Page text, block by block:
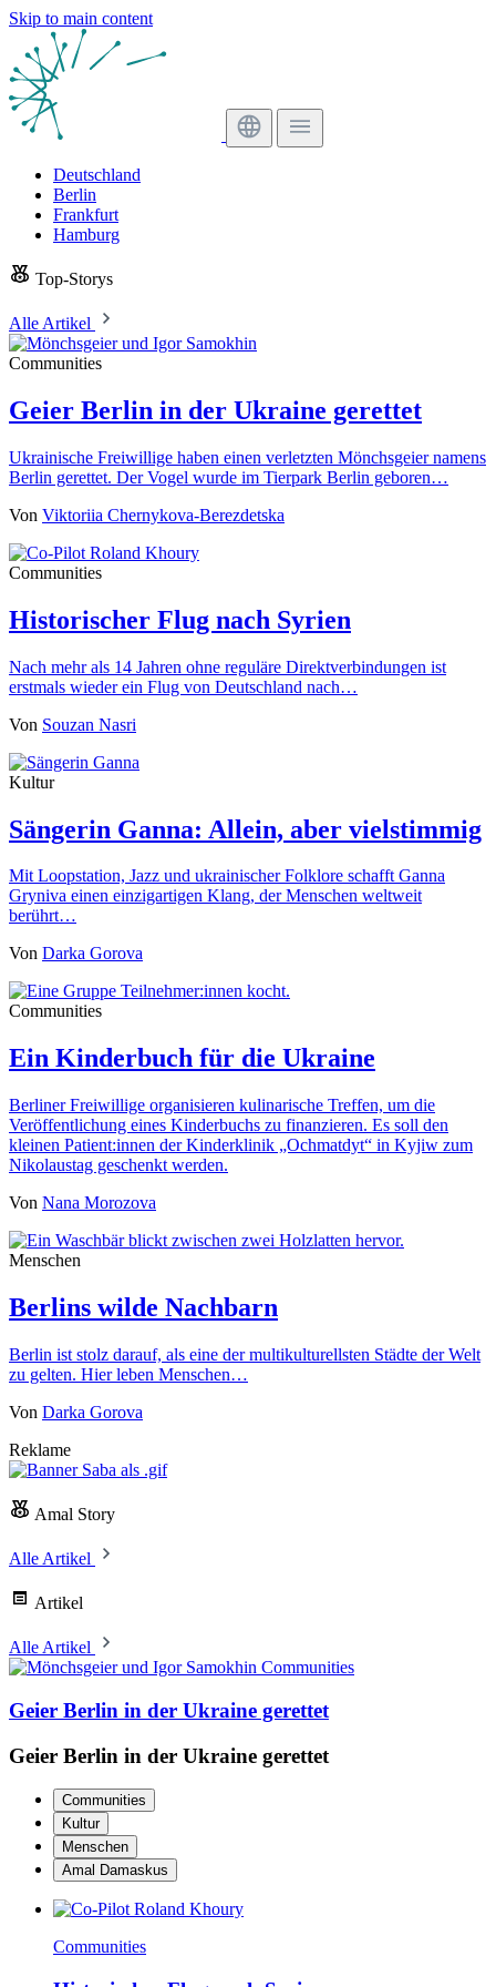
Skip to main content
Deutschland
Berlin
Frankfurt
Hamburg
Top-Storys
Alle Artikel
Communities
Geier Berlin in der Ukraine gerettet
Ukrainische Freiwillige haben einen verletzten Mönchsgeier namens
Berlin gerettet. Der Vogel wurde im Tierpark Berlin geboren…
Von Viktoriia Chernykova-Berezdetska
Communities
Historischer Flug nach Syrien
Nach mehr als 14 Jahren ohne reguläre Direktverbindungen ist
erstmals wieder ein Flug von Deutschland nach…
Von Souzan Nasri
Kultur
Sängerin Ganna: Allein, aber vielstimmig
Mit Loopstation, Jazz und ukrainischer Folklore schafft Ganna
Gryniva einen einzigartigen Klang, der Menschen weltweit
berührt…
Von Darka Gorova
Communities
Ein Kinderbuch für die Ukraine
Berliner Freiwillige organisieren kulinarische Treffen, um die
Veröffentlichung eines Kinderbuchs zu finanzieren. Es soll den
kleinen Patient:innen der Kinderklinik „Ochmatdyt“ in Kyjiw zum
Nikolaustag geschenkt werden.
Von Nana Morozova
Menschen
Berlins wilde Nachbarn
Berlin ist stolz darauf, als eine der multikulturellsten Städte der Welt
zu gelten. Hier leben Menschen…
Von Darka Gorova
Reklame
Amal Story
Alle Artikel
Artikel
Alle Artikel
Communities
Geier Berlin in der Ukraine gerettet
Geier Berlin in der Ukraine gerettet
Communities
Kultur
Menschen
Amal Damaskus
Communities